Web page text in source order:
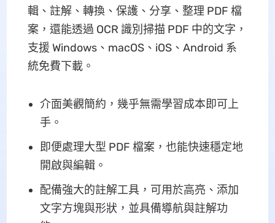
輯、註解、轉換、保護、分享、整理 PDF 檔
案，還能透過 OCR 識別掃描 PDF 中的文字，
支援 Windows、macOS、iOS、Android 系
統免費下載。
介面美觀簡約，幾乎無需學習成本即可上
手。
即便處理大型 PDF 檔案，也能快速穩定地
開啟與編輯。
配備強大的註解工具，可用於高亮、添加
文字方塊與形狀，並具備導航與註解功